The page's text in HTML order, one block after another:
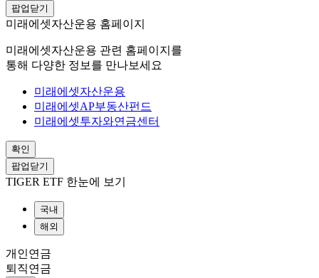
팝업닫기
미래에셋자산운용 홈페이지
미래에셋자산운용 관련 홈페이지를
통해 다양한 정보를 만나보세요
미래에셋자산운용
미래에셋AP부동산펀드
미래에셋투자와연금센터
확인
팝업닫기
TIGER ETF 한눈에 보기
국내
해외
개인연금
퇴직연금